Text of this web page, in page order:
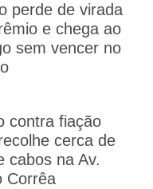
perde de virada
e chega ao
sem vencer no
contra fiação
cerca de
cabos na Av.
Corrêa